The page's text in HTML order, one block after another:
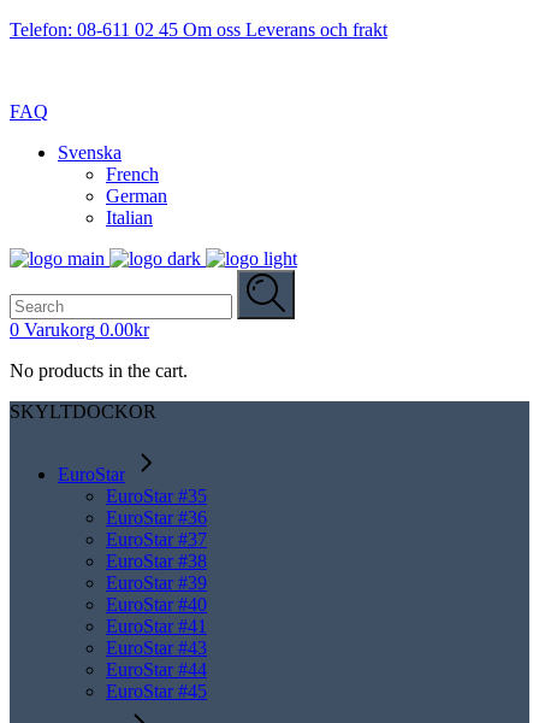
Telefon: 08-611 02 45 Om oss Leverans och frakt
FAQ
Svenska
French
German
Italian
for:
0 Varukorg 0.00kr
No products in the cart.
SKYLTDOCKOR
EuroStar
EuroStar #35
EuroStar #36
EuroStar #37
EuroStar #38
EuroStar #39
EuroStar #40
EuroStar #41
EuroStar #43
EuroStar #44
EuroStar #45